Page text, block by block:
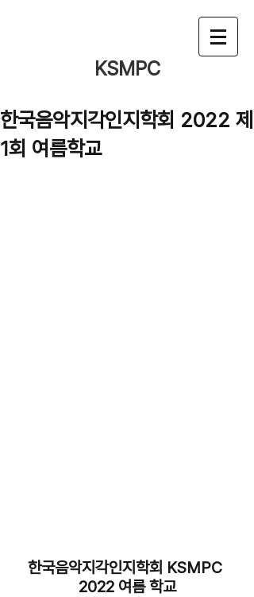
KSMPC
한국음악지각인지학회 2022 제
1회 여름학교
한국음악지각인지학회 KSMPC
2022 여름 학교